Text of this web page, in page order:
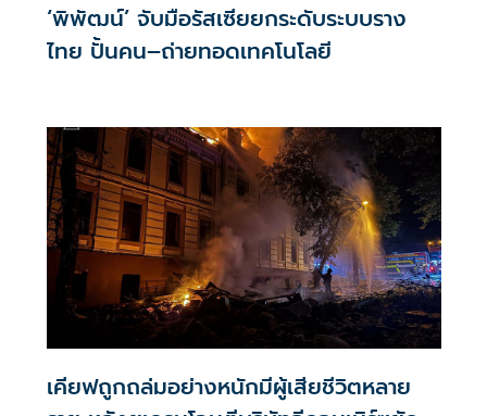
‘พิพัฒน์’ จับมือรัสเซียยกระดับระบบราง
ไทย ปั้นคน–ถ่ายทอดเทคโนโลยี
เคียฟถูกถล่มอย่างหนักมีผู้เสียชีวิตหลาย